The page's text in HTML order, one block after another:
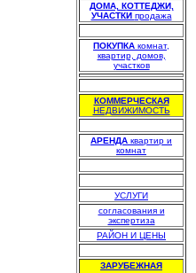
ДОМА, КОТТЕДЖИ,
УЧАСТКИ продажа
ПОКУПКА комнат,
квартир, домов,
участков
КОММЕРЧЕСКАЯ
НЕДВИЖИМОСТЬ
АРЕНДА квартир и
комнат
УСЛУГИ
согласования и
экспертиза
РАЙОН И ЦЕНЫ
ЗАРУБЕЖНАЯ